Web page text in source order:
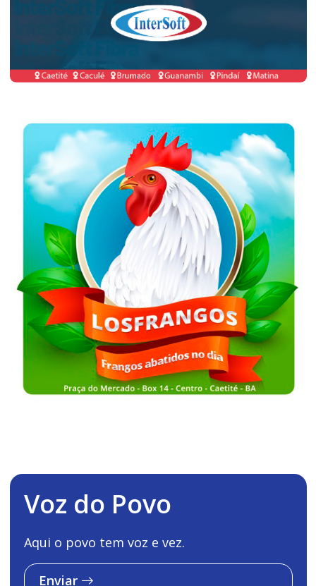
Voz do Povo
Aqui o povo tem voz e vez.
Enviar